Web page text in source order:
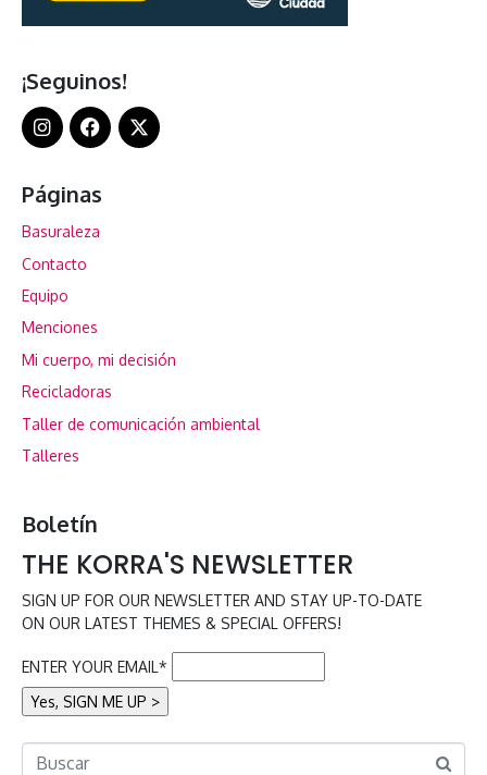
¡Seguinos!
Páginas
Basuraleza
Contacto
Equipo
Menciones
Mi cuerpo, mi decisión
Recicladoras
Taller de comunicación ambiental
Talleres
Boletín
THE KORRA'S NEWSLETTER
SIGN UP FOR OUR NEWSLETTER AND STAY UP-TO-DATE
ON OUR LATEST THEMES & SPECIAL OFFERS!
ENTER YOUR EMAIL*